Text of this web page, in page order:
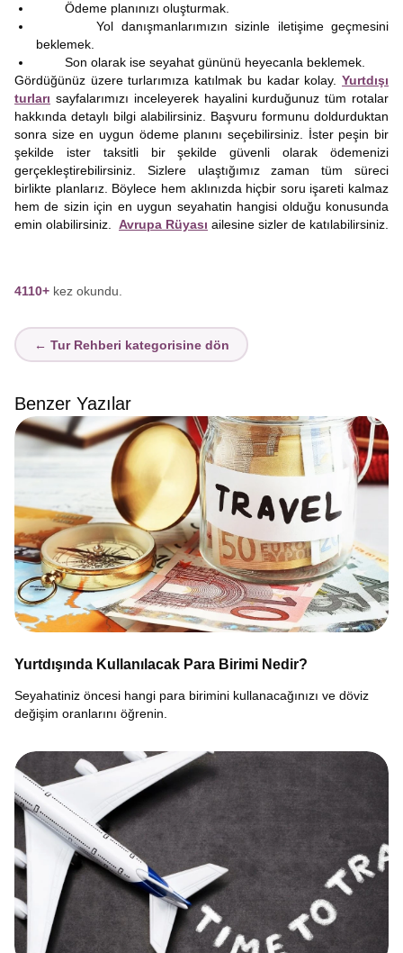
Ödeme planınızı oluşturmak.
Yol danışmanlarımızın sizinle iletişime geçmesini
beklemek.
Son olarak ise seyahat gününü heyecanla beklemek.
Gördüğünüz üzere turlarımıza katılmak bu kadar kolay. Yurtdışı
turları sayfalarımızı inceleyerek hayalini kurduğunuz tüm rotalar
hakkında detaylı bilgi alabilirsiniz. Başvuru formunu doldurduktan
sonra size en uygun ödeme planını seçebilirsiniz. İster peşin bir
şekilde ister taksitli bir şekilde güvenli olarak ödemenizi
gerçekleştirebilirsiniz. Sizlere ulaştığımız zaman tüm süreci
birlikte planlarız. Böylece hem aklınızda hiçbir soru işareti kalmaz
hem de sizin için en uygun seyahatin hangisi olduğu konusunda
emin olabilirsiniz. Avrupa Rüyası ailesine sizler de katılabilirsiniz.
4110+ kez okundu.
← Tur Rehberi kategorisine dön
Benzer Yazılar
Yurtdışında Kullanılacak Para Birimi Nedir?
Seyahatiniz öncesi hangi para birimini kullanacağınızı ve döviz
değişim oranlarını öğrenin.